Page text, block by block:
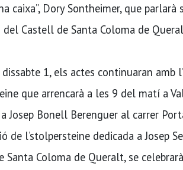
caixa”, Dory Sontheimer, que
del Castell de Santa Coloma de
dissabte 1, els actes continuaran
que arrencarà a les 9 del matí a
Josep Bonell Berenguer al carrer
de l’stolpersteine dedicada a Josep
Santa Coloma de Queralt, se